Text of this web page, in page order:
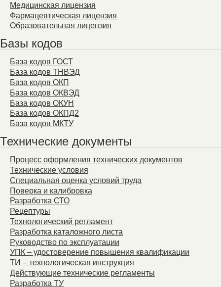
Медицинская лицензия
Фармацевтическая лицензия
Образовательная лицензия
Базы кодов
База кодов ГОСТ
База кодов ТНВЭД
База кодов ОКП
База кодов ОКВЭД
База кодов ОКУН
База кодов ОКПД2
База кодов МКТУ
Технические документы
Процесс оформления технических документов
Технические условия
Специальная оценка условий труда
Поверка и калибровка
Разработка СТО
Рецептуры
Технологический регламент
Разработка каталожного листа
Руководство по эксплуатации
УПК – удостоверение повышения квалификации
ТИ – технологическая инструкция
Действующие технические регламенты
Разработка ТУ